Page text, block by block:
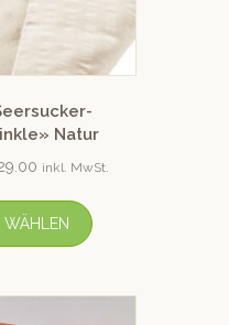
Natur
inkl. MwSt.
WÄHLEN